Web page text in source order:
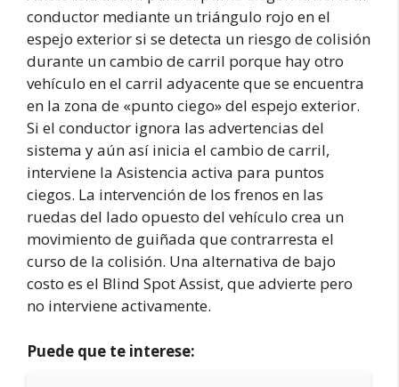
conductor mediante un triángulo rojo en el
espejo exterior si se detecta un riesgo de colisión
durante un cambio de carril porque hay otro
vehículo en el carril adyacente que se encuentra
en la zona de «punto ciego» del espejo exterior.
Si el conductor ignora las advertencias del
sistema y aún así inicia el cambio de carril,
interviene la Asistencia activa para puntos
ciegos. La intervención de los frenos en las
ruedas del lado opuesto del vehículo crea un
movimiento de guiñada que contrarresta el
curso de la colisión. Una alternativa de bajo
costo es el Blind Spot Assist, que advierte pero
no interviene activamente.
Puede que te interese: